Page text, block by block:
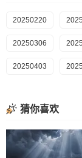
20250220
20250306
20250403
猜你喜欢